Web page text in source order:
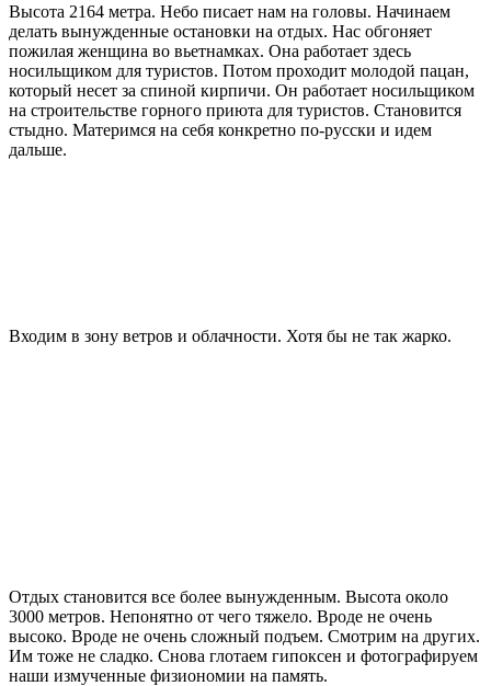
Высота 2164 метра. Небо писает нам на головы. Начинаем
делать вынужденные остановки на отдых. Нас обгоняет
пожилая женщина во вьетнамках. Она работает здесь
носильщиком для туристов. Потом проходит молодой пацан,
который несет за спиной кирпичи. Он работает носильщиком
на строительстве горного приюта для туристов. Становится
стыдно. Материмся на себя конкретно по-русски и идем
дальше.
Входим в зону ветров и облачности. Хотя бы не так жарко.
Отдых становится все более вынужденным. Высота около
3000 метров. Непонятно от чего тяжело. Вроде не очень
высоко. Вроде не очень сложный подъем. Смотрим на других.
Им тоже не сладко. Снова глотаем гипоксен и фотографируем
наши измученные физиономии на память.